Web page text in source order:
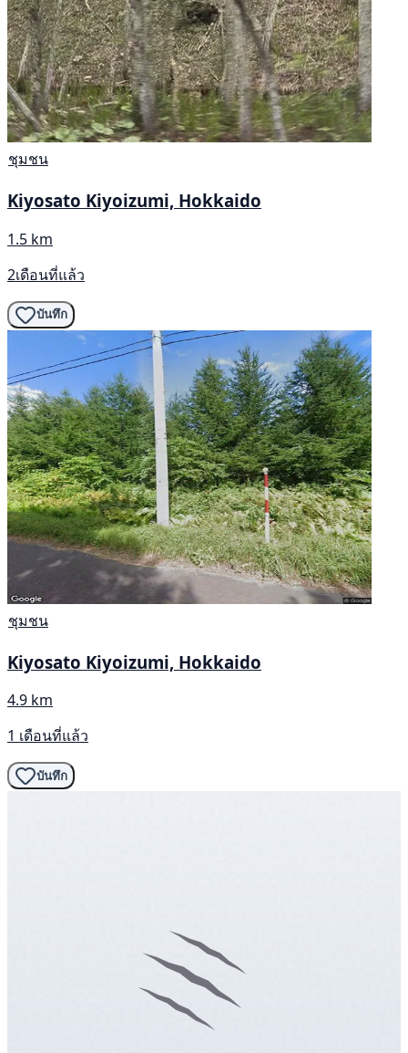
ชุมชน
Kiyosato Kiyoizumi, Hokkaido
1.5 km
2เดือนที่แล้ว
บันทึก
ชุมชน
Kiyosato Kiyoizumi, Hokkaido
4.9 km
1 เดือนที่แล้ว
บันทึก